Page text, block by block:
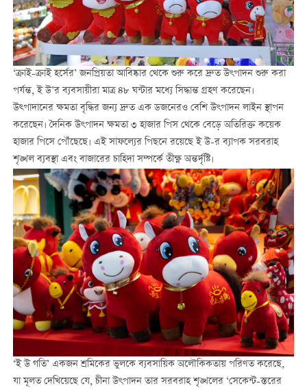
‘ক্রাই-ক্রাই হর্সের’ জনপ্রিয়তা আবিষ্কার থেকে শুরু করে দ্রুত উৎপাদন শুরু করা
পর্যন্ত, ই উ’র ব্যবসায়ীরা মাত্র ৪৮ ঘন্টার মধ্যে সিদ্ধান্ত গ্রহণ করেছেন।
উত্পাদানের ক্ষমতা বৃদ্ধির জন্য দ্রুত এক ডজনেরও বেশি উৎপাদন লাইন স্থাপন
করেছেন। দৈনিক উৎপাদন ক্ষমতা ৩ হাজার পিস থেকে বেড়ে অতিরিক্ত কয়েক
হাজার পিসে পৌঁছেছে। এই সাফল্যের পিছনে রয়েছে ই উ-র ব্যাপক সরবরাহ
শৃঙ্খল ব্যবস্থা এবং বাজারের চাহিদা সম্পর্কে তীক্ষ্ণ অন্তর্দৃষ্টি।
‘ই উ গতি’ একজন শ্রমিকের ভুলকে ব্যবসায়িক অলৌকিকতায় পরিণত করেছে,
যা মূলত দেখিয়েছে যে, চীনা উৎপাদন তার সরবরাহ শৃঙ্খলের ‘সেকেন্ট-স্তরের